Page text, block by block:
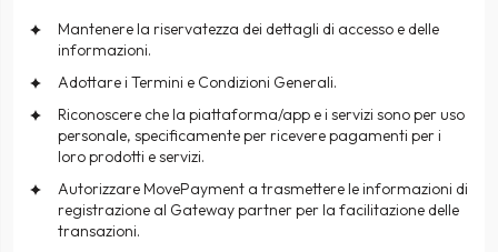
Mantenere la riservatezza dei dettagli di accesso e delle
informazioni.
Adottare i Termini e Condizioni Generali.
Riconoscere che la piattaforma/app e i servizi sono per uso
personale, specificamente per ricevere pagamenti per i
loro prodotti e servizi.
Autorizzare MovePayment a trasmettere le informazioni di
registrazione al Gateway partner per la facilitazione delle
transazioni.